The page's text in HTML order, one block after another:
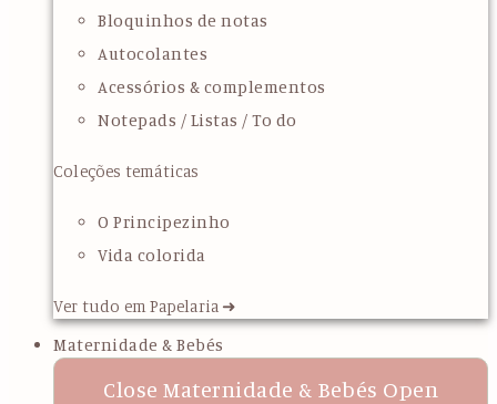
Bloquinhos de notas
Autocolantes
Acessórios & complementos
Notepads / Listas / To do
Coleções temáticas
O Principezinho
Vida colorida
Ver tudo em Papelaria ➜
Maternidade & Bebés
Close Maternidade & Bebés Open